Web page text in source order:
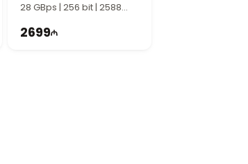
28 GBps | 256 bit | 2588
2699